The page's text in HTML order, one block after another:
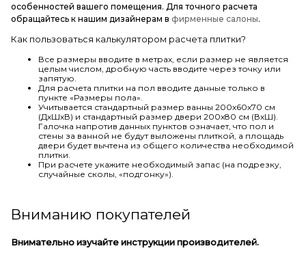
особенностей вашего помещения. Для точного расчета
обращайтесь к нашим дизайнерам в фирменные салоны.
Как пользоваться калькулятором расчета плитки?
Все размеры вводите в метрах, если размер не является
целым числом, дробную часть вводите через точку или
запятую.
Для расчета плитки на пол вводите данные только в
пункте «Размеры пола».
Учитывается стандартный размер ванны 200х60х70 см
(ДхШхВ) и стандартный размер двери 200х80 см (ВхШ).
Галочка напротив данных пунктов означает, что пол и
стены за ванной не будут выложены плиткой, а площадь
двери будет вычтена из общего количества необходимой
плитки.
При расчете укажите необходимый запас (на подрезку,
случайные сколы, «подгонку»).
Вниманию покупателей
Внимательно изучайте инструкции производителей.